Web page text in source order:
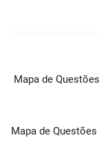
Mapa de
Mapa de